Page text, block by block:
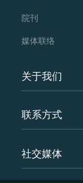
中心，开
郭沫若研
门开展合
的上级单
与世界文
老舍纪念
中国文化
院刊
媒体联络
关于我们
联系方式
社交媒体